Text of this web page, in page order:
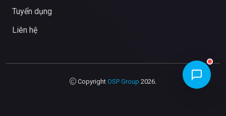
Tuyển dụng
Liên hệ
Copyright OSP Group 2026.